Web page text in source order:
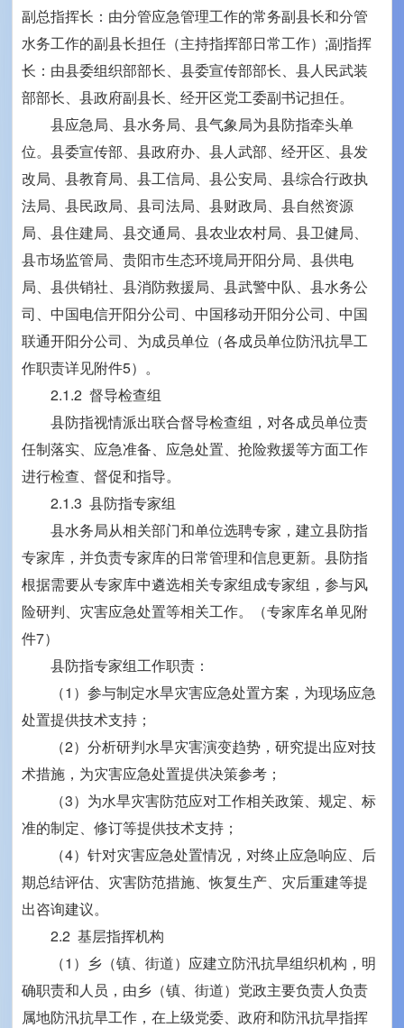
副总指挥长：由分管应急管理工作的常务副县长和分管
水务工作的副县长担任（主持指挥部日常工作）;副指挥
长：由县委组织部部长、县委宣传部部长、县人民武装
部部长、县政府副县长、经开区党工委副书记担任。
县应急局、县水务局、县气象局为县防指牵头单
位。县委宣传部、县政府办、县人武部、经开区、县发
改局、县教育局、县工信局、县公安局、县综合行政执
法局、县民政局、县司法局、县财政局、县自然资源
局、县住建局、县交通局、县农业农村局、县卫健局、
县市场监管局、贵阳市生态环境局开阳分局、县供电
局、县供销社、县消防救援局、县武警中队、县水务公
司、中国电信开阳分公司、中国移动开阳分公司、中国
联通开阳分公司、为成员单位（各成员单位防汛抗旱工
作职责详见附件5）。
2.1.2 督导检查组
县防指视情派出联合督导检查组，对各成员单位责
任制落实、应急准备、应急处置、抢险救援等方面工作
进行检查、督促和指导。
2.1.3 县防指专家组
县水务局从相关部门和单位选聘专家，建立县防指
专家库，并负责专家库的日常管理和信息更新。县防指
根据需要从专家库中遴选相关专家组成专家组，参与风
险研判、灾害应急处置等相关工作。（专家库名单见附
件7）
县防指专家组工作职责：
（1）参与制定水旱灾害应急处置方案，为现场应急
处置提供技术支持；
（2）分析研判水旱灾害演变趋势，研究提出应对技
术措施，为灾害应急处置提供决策参考；
（3）为水旱灾害防范应对工作相关政策、规定、标
准的制定、修订等提供技术支持；
（4）针对灾害应急处置情况，对终止应急响应、后
期总结评估、灾害防范措施、恢复生产、灾后重建等提
出咨询建议。
2.2 基层指挥机构
（1）乡（镇、街道）应建立防汛抗旱组织机构，明
确职责和人员，由乡（镇、街道）党政主要负责人负责
属地防汛抗旱工作，在上级党委、政府和防汛抗旱指挥